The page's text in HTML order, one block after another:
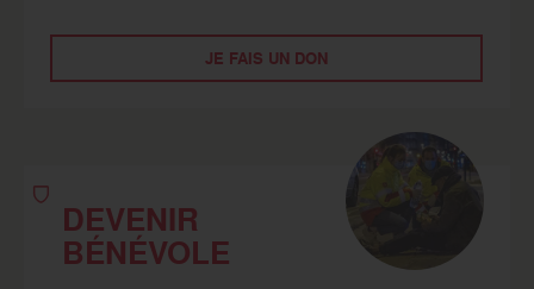
JE FAIS UN DON
DEVENIR
BÉNÉVOLE